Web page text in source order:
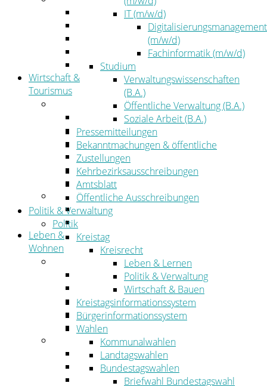
Der Landrat
Kommunalaufsicht
Zahlen, Daten, Fakten
Wirtschaft &
Tourismus
Wirtschaftsförderung
Gewerbeflächen und Unternehmen
Arbeitgeberservice
Mobilfunk & Breitband
Straßen- und Radwegebau
Landwirtschaft
Tourismus
Freizeit und Urlaub im Landkreis
Veranstaltungen
Leben &
Wohnen
Migration
Schulen, Bildung, Sport und Kultur
Soziales
Gesundheit
Jugend, Familie und Senioren
Bauen und Planen
Abfall
IT (m/w/d)
Digitalisierungsmanagement
(m/w/d)
Fachinformatik (m/w/d)
Studium
Verwaltungswissenschaften
(B.A.)
Öffentliche Verwaltung (B.A.)
Soziale Arbeit (B.A.)
Pressemitteilungen
Bekanntmachungen & öffentliche
Zustellungen
Kehrbezirksausschreibungen
Amtsblatt
Öffentliche Ausschreibungen
Politik & Verwaltung
Politik
Kreistag
Kreisrecht
Leben & Lernen
Politik & Verwaltung
Wirtschaft & Bauen
Kreistagsinformationssystem
Bürgerinformationssystem
Wahlen
Kommunalwahlen
Landtagswahlen
Bundestagswahlen
Briefwahl Bundestagswahl